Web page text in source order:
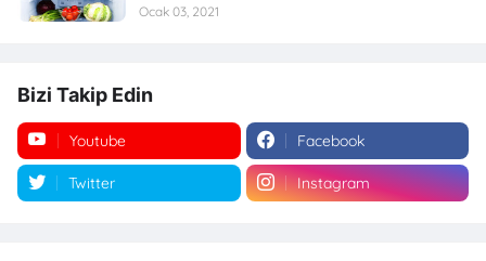
Ocak 03, 2021
Bizi Takip Edin
Youtube Facebook
Twitter Instagram